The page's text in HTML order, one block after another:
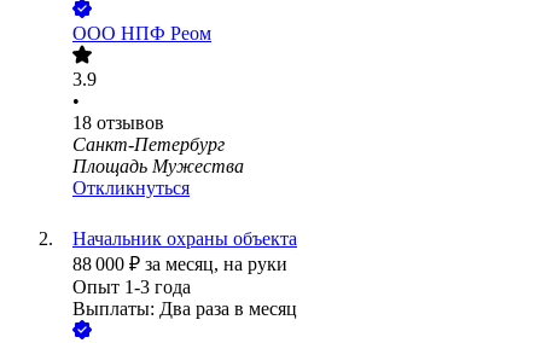
ООО НПФ Реом
3.9
•
18 отзывов
Санкт-Петербург
Площадь Мужества
Откликнуться
Начальник охраны объекта
88 000 ₽ за месяц, на руки
Опыт 1-3 года
Выплаты: Два раза в месяц